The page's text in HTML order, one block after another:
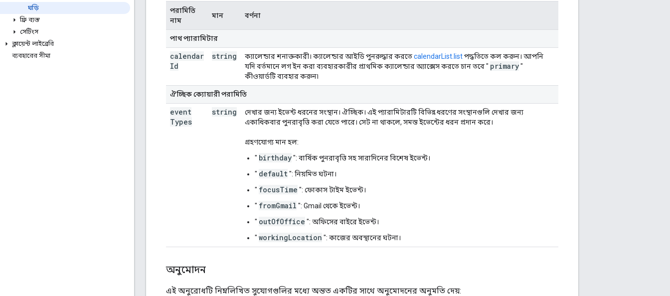
ঘড়ি
ফ্রি ব্যস্ত
সেটিংস
ক্লায়েন্ট লাইব্রেরি
ব্যবহারের সীমা
পরামিতি
নাম
মান বর্ণনা
পাথ প্যারামিটার
calendar
Id
string ক্যালেন্ডার শনাক্তকারী। ক্যালেন্ডার আইডি পুনরুদ্ধার করতেcalendarList.listপদ্ধতিতে কল করুন। আপনি
যদি বর্তমানে লগ ইন করা ব্যবহারকারীর প্রাথমিক ক্যালেন্ডার অ্যাক্সেস করতে চান তবে " primary"
কীওয়ার্ডটি ব্যবহার করুন৷
ঐচ্ছিক ক্যোয়ারী পরামিতি
event
Types
string
দেখার জন্য ইভেন্ট ধরনের সংস্থান। ঐচ্ছিক। এই প্যারামিটারটি বিভিন্ন ধরণের সংস্থানগুলি দেখার জন্য
একাধিকবার পুনরাবৃত্তি করা যেতে পারে। সেট না থাকলে, সমস্ত ইভেন্টের ধরন প্রদান করে।
গ্রহণযোগ্য মান হল:
" birthday": বার্ষিক পুনরাবৃত্তি সহ সারাদিনের বিশেষ ইভেন্ট।
" default": নিয়মিত ঘটনা।
" focusTime ": ফোকাস টাইম ইভেন্ট।
" fromGmail ": Gmail থেকে ইভেন্ট।
" outOfOffice ": অফিসের বাইরে ইভেন্ট।
" workingLocation ": কাজের অবস্থানের ঘটনা।
অনুমোদন
এই অনুরোধটি নিম্নলিখিত সুযোগগুলির মধ্যে অন্তত একটির সাথে অনুমোদনের অনুমতি দেয়: